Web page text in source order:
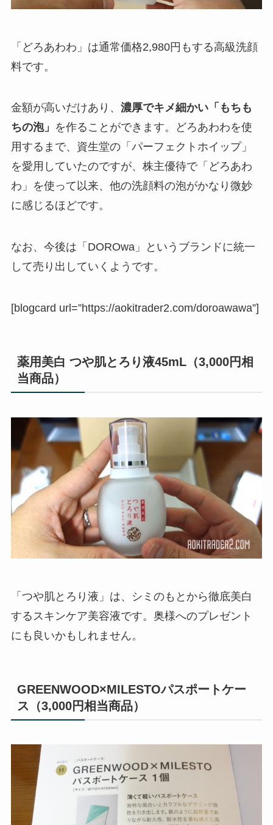
「どろあわわ」は通常価格2,980円もする高級洗顔
料です。
金額が高いだけあり、 濃厚でキメ細かい「もちも
ちの泡」 を作ることができます。どろあわわを使
用するまで、資生堂の「パーフェクトホイップ」
を愛用していたのですが、株主優待で「どろあわ
わ」を使って以来、他の洗顔料の泡がかなり微妙
に感じるほどです。
なお、今後は「DOROwa」というブランドに統一
して売り出していくようです。
[blogcard url=”https://aokitrader2.com/doroawawa”]
薬用美白 つや肌とろり液45mL（3,000円相
当商品）
「つや肌とろり液」は、シミのもとから徹底美白
するスキンケア美容液です。奥様へのプレゼント
にも良いかもしれません。
GREENWOOD×MILESTOパスポートケー
ス（3,000円相当商品）